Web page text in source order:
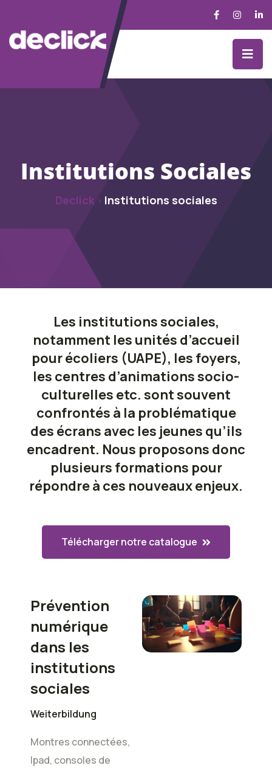
Institutions Sociales
Declick > Institutions sociales
Les institutions sociales,
notamment les unités d’accueil
pour écoliers (UAPE), les foyers,
les centres d’animations socio-
culturelles etc. sont souvent
confrontés à la problématique
des écrans avec les jeunes qu’ils
encadrent. Nous proposons donc
plusieurs formations pour
répondre à ces nouveaux enjeux.
Télécharger notre catalogue
Prévention
numérique
dans les
institutions
sociales
Weiterbildung
Montres connectées,
Ipad, consoles de